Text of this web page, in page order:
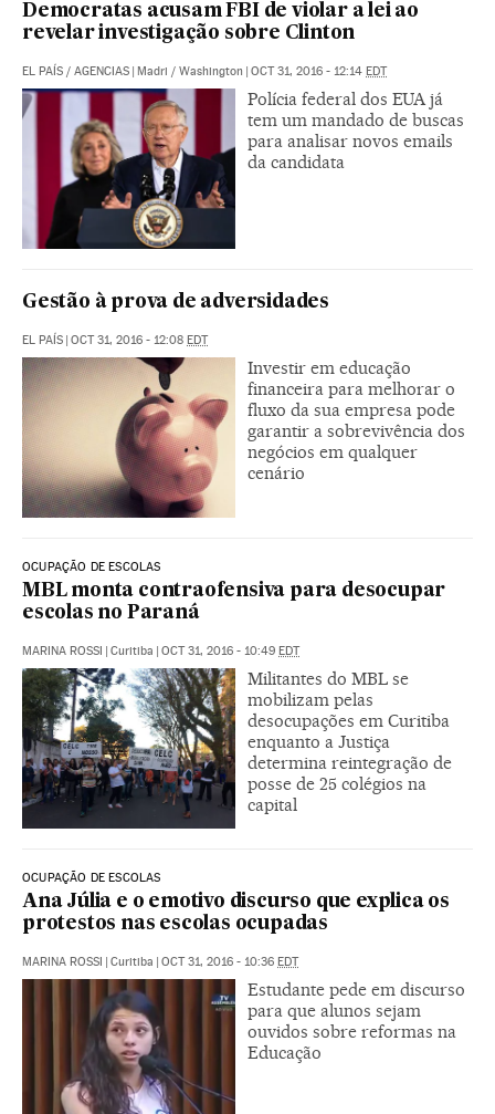
Democratas acusam FBI de violar a lei ao
revelar investigação sobre Clinton
EL PAÍS / AGENCIAS | Madri / Washington | OCT 31, 2016 - 12:14 EDT
Polícia federal dos EUA já
tem um mandado de buscas
para analisar novos emails
da candidata
Gestão à prova de adversidades
EL PAÍS | OCT 31, 2016 - 12:08 EDT
Investir em educação
financeira para melhorar o
fluxo da sua empresa pode
garantir a sobrevivência dos
negócios em qualquer
cenário
OCUPAÇÃO DE ESCOLAS
MBL monta contraofensiva para desocupar
escolas no Paraná
MARINA ROSSI | Curitiba | OCT 31, 2016 - 10:49 EDT
Militantes do MBL se
mobilizam pelas
desocupações em Curitiba
enquanto a Justiça
determina reintegração de
posse de 25 colégios na
capital
OCUPAÇÃO DE ESCOLAS
Ana Júlia e o emotivo discurso que explica os
protestos nas escolas ocupadas
MARINA ROSSI | Curitiba | OCT 31, 2016 - 10:36 EDT
Estudante pede em discurso
para que alunos sejam
ouvidos sobre reformas na
Educação